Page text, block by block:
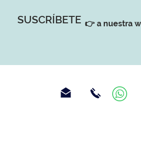
SUSCRÍBETE 👉 a nuestra